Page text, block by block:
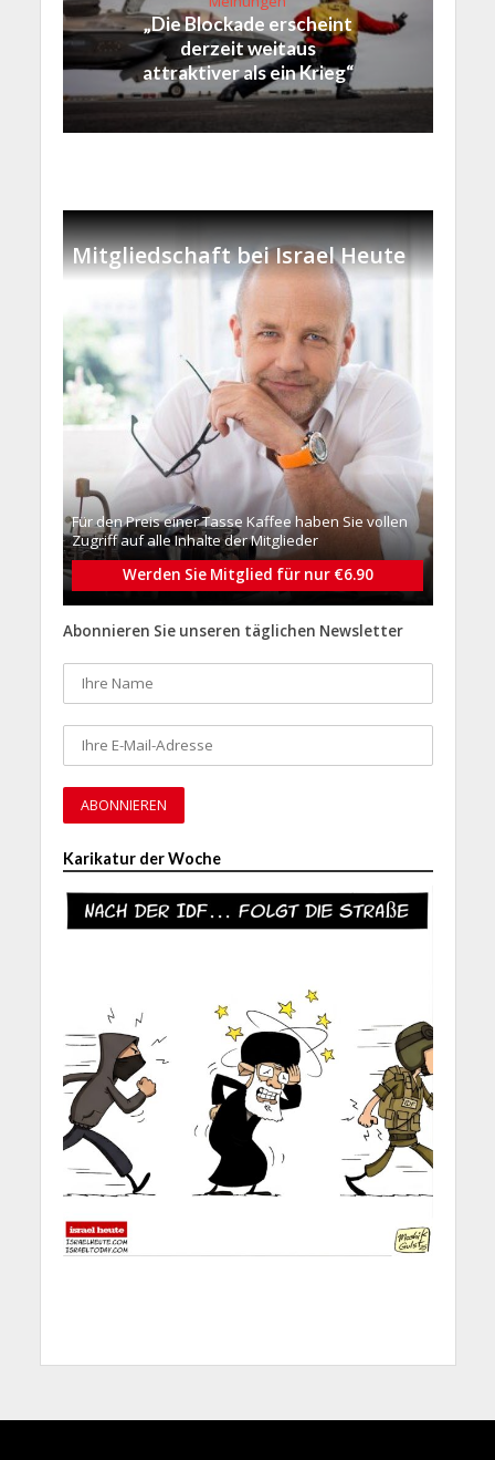
„Die Blockade erscheint
derzeit weitaus
attraktiver als ein Krieg“
Mitgliedschaft bei Israel Heute
Für den Preis einer Tasse Kaffee haben Sie vollen
Zugriff auf alle Inhalte der Mitglieder
Werden Sie Mitglied für nur €6.90
Abonnieren Sie unseren täglichen Newsletter
Karikatur der Woche